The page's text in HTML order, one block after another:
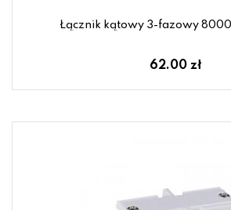
Łącznik kątowy 3-fazowy
62.00 zł